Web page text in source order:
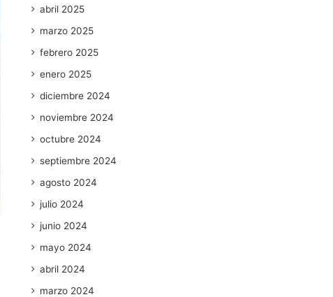
abril 2025
marzo 2025
febrero 2025
enero 2025
diciembre 2024
noviembre 2024
octubre 2024
septiembre 2024
agosto 2024
julio 2024
junio 2024
mayo 2024
abril 2024
marzo 2024